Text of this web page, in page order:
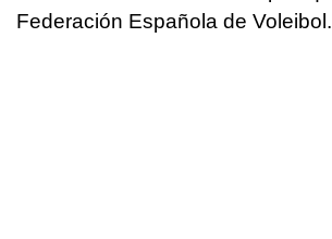
Federación Española de Voleibol.